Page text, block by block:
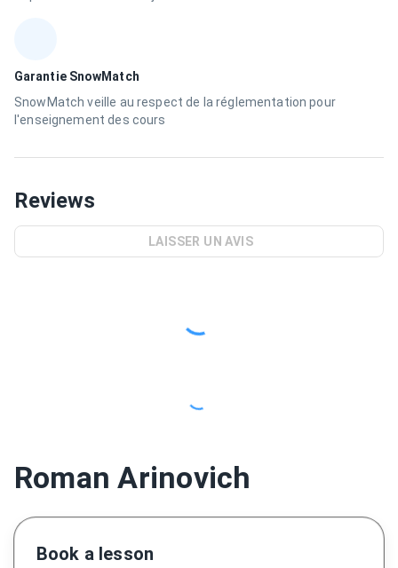
Garantie SnowMatch
SnowMatch veille au respect de la réglementation pour
l'enseignement des cours
Reviews
LAISSER UN AVIS
Roman Arinovich
Book a lesson